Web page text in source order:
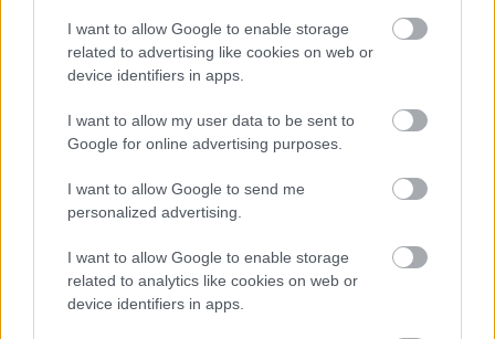
I want to allow Google to enable storage
related to advertising like cookies on web or
device identifiers in apps.
I want to allow my user data to be sent to
Google for online advertising purposes.
I want to allow Google to send me
personalized advertising.
I want to allow Google to enable storage
related to analytics like cookies on web or
device identifiers in apps.